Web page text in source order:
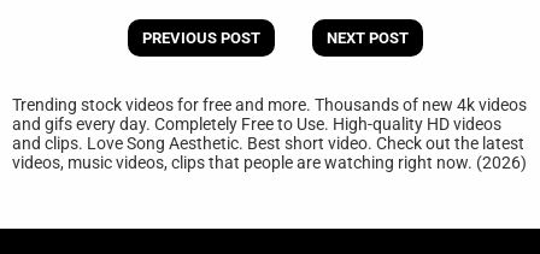
PREVIOUS POST NEXT POST
Trending stock videos for free and more. Thousands of new 4k videos
and gifs every day. Completely Free to Use. High-quality HD videos
and clips. Love Song Aesthetic. Best short video. Check out the latest
videos, music videos, clips that people are watching right now. (2026)